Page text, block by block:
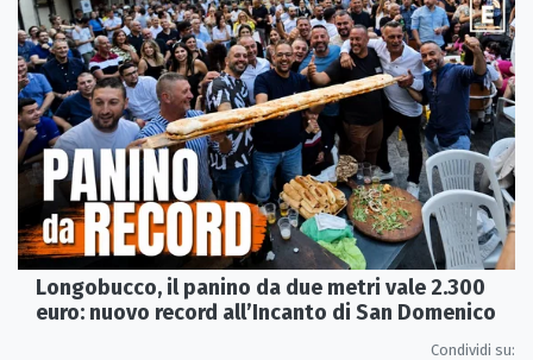
Longobucco, il panino da due metri vale 2.300
euro: nuovo record all’Incanto di San Domenico
Condividi su: